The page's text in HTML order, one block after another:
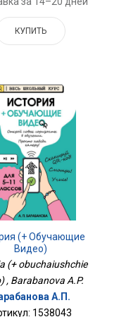
КУПИТЬ
(+ Обучающие
Видео)
(+ obuchaiushchie
, Barabanova A.P.
А.П.
1538043